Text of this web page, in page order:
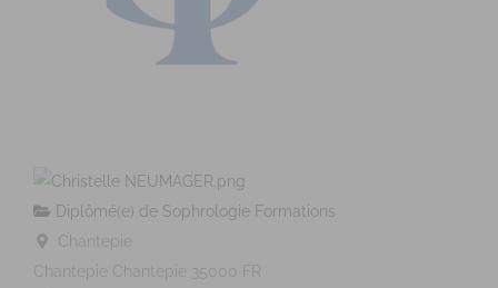
Diplômé(e) de Sophrologie Formations
Chantepie
Chantepie
Chantepie 35000
FR